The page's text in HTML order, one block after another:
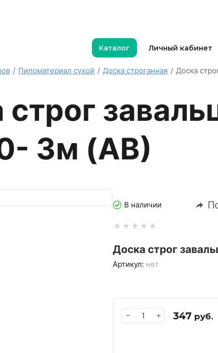
Каталог Личный кабинет
/ Пиломатериал сухой / Доска строганная / Доска
3м (АВ)
В наличии
Доска строг
Артикул: нет
− + 347 руб.